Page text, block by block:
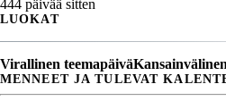
444 päivää sitten
LUOKAT
Virallinen teemapäiväKansainvälinen
MENNEET JA TULEVAT